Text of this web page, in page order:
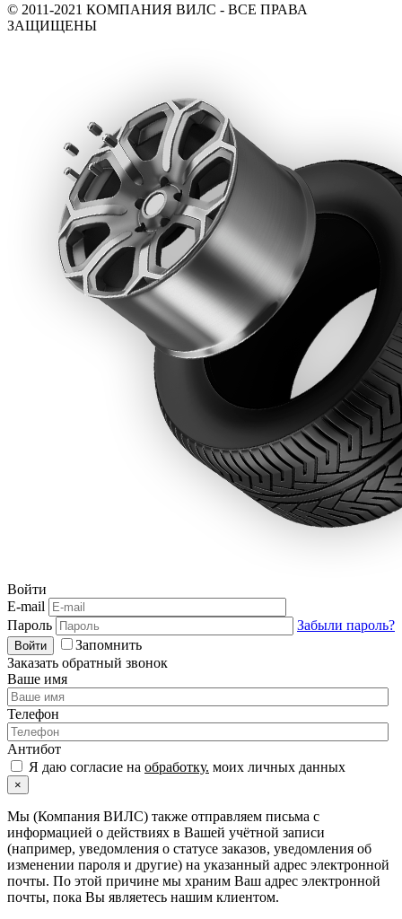
© 2011-2021 КОМПАНИЯ ВИЛС - ВСЕ ПРАВА
ЗАЩИЩЕНЫ
Войти
E-mail
Пароль
Забыли пароль?
Войти
Запомнить
Заказать обратный звонок
Ваше имя
Телефон
Антибот
Я даю согласие на обработку. моих личных данных
×
Мы (Компания ВИЛС) также отправляем письма с
информацией о действиях в Вашей учётной записи
(например, уведомления о статусе заказов, уведомления об
изменении пароля и другие) на указанный адрес электронной
почты. По этой причине мы храним Ваш адрес электронной
почты, пока Вы являетесь нашим клиентом.